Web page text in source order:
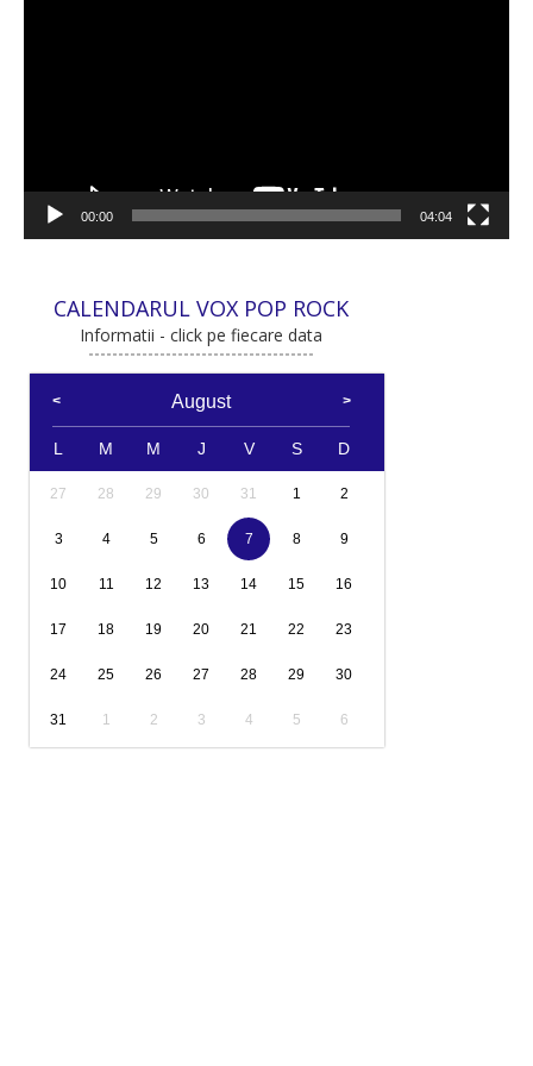
00:00 04:04
CALENDARUL VOX POP ROCK
Informatii - click pe fiecare data
August
L M M J V S D
27 28 29 30 31 1 2
3 4 5 6 7 8 9
10 11 12 13 14 15 16
17 18 19 20 21 22 23
24 25 26 27 28 29 30
31 1 2 3 4 5 6